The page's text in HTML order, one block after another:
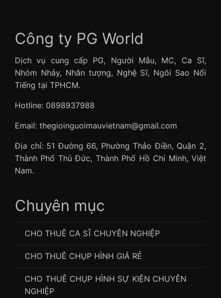
Công ty PG World
Dịch vụ cung cấp PG, Người Mẫu, MC, Ca Sĩ,
Nhóm Nhảy, Nhân tượng, Nghệ Sĩ, Ngôi Sao Nổi
Tiếng tại TPHCM.
Hotline: 0898937988
Email: thegioinguoimauvietnam@gmail.com
Địa chỉ: 51 Đường 66, Phường Thảo Điền, Quận 2,
Thành Phố Thủ Đức, Thành Phố Hồ Chí Minh, Việt
Nam.
Chuyên mục
CHO THUÊ CA SĨ CHUYÊN NGHIỆP
CHO THUÊ CHỤP HÌNH GIÁ RẺ
CHO THUÊ CHỤP HÌNH SỰ KIỆN CHUYÊN
NGHIỆP